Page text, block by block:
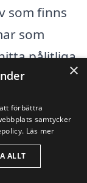
som finns
som
pålitliga
offerter.
för din
×
förbättra
samtycker
Läs mer
ALLT